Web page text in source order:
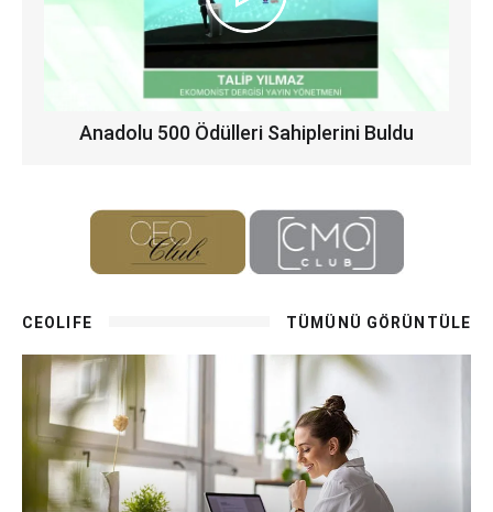
Anadolu 500 Ödülleri Sahiplerini Buldu
CEOLIFE TÜMÜNÜ GÖRÜNTÜLE